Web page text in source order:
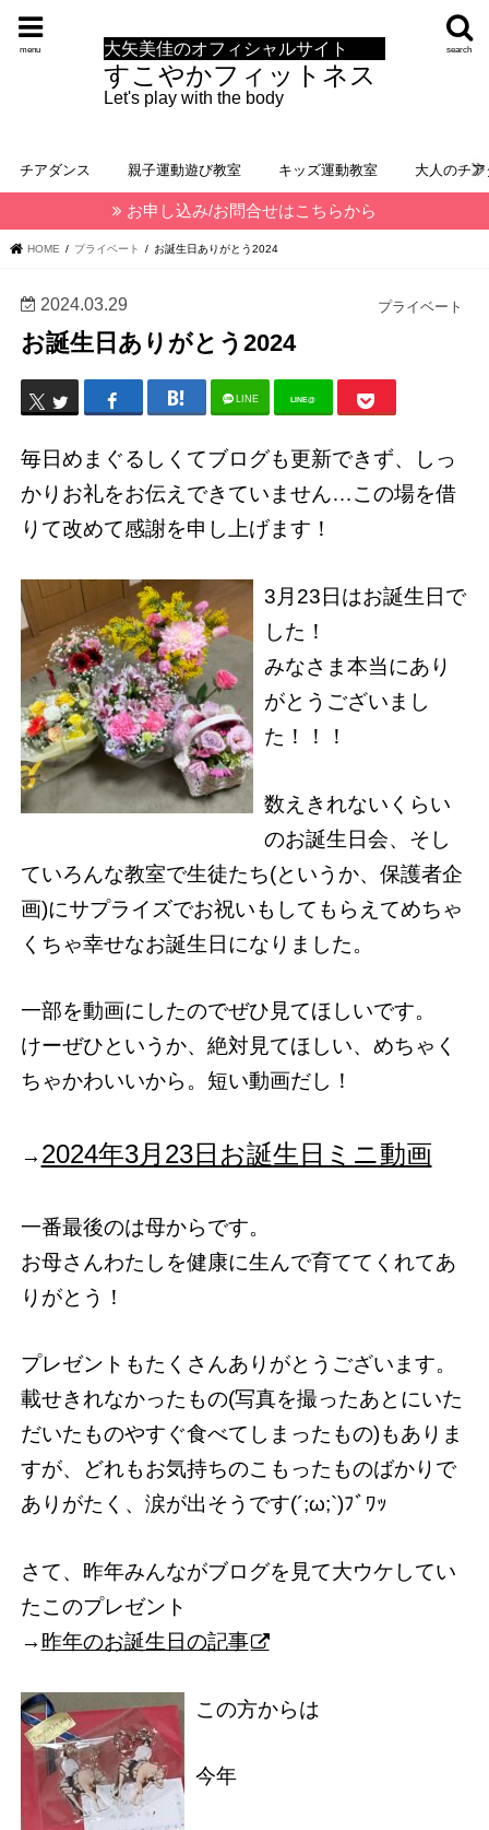
大矢美佳のオフィシャルサイト
すこやかフィットネス
Let's play with the body
search
menu
チアダンス 親子運動遊び教室 キッズ運動教室 大人のチ
お申し込み/お問合せはこちらから
HOME プライベート お誕生日ありがとう2024
プライベート
2024.03.29
お誕生日ありがとう2024
LINE LINE@
毎日めまぐるしくてブログも更新できず、しっ
かりお礼をお伝えできていません…この場を借
りて改めて感謝を申し上げます！
3月23日はお誕生日で
した！
みなさま本当にあり
がとうございまし
た！！！
数えきれないくらい
のお誕生日会、そし
ていろんな教室で生徒たち(というか、保護者企
画)にサプライズでお祝いもしてもらえてめちゃ
くちゃ幸せなお誕生日になりました。
一部を動画にしたのでぜひ見てほしいです。
けーぜひというか、絶対見てほしい、めちゃく
ちゃかわいいから。短い動画だし！
→ 2024年3月23日お誕生日ミニ動画
一番最後のは母からです。
お母さんわたしを健康に生んで育ててくれてあ
りがとう！
プレゼントもたくさんありがとうございます。
載せきれなかったもの(写真を撮ったあとにいた
だいたものやすぐ食べてしまったもの)もありま
すが、どれもお気持ちのこもったものばかりで
ありがたく、涙が出そうです(´;ω;`)ﾌﾞﾜｯ
さて、昨年みんながブログを見て大ウケしてい
たこのプレゼント
→ 昨年のお誕生日の記事
この方からは
今年